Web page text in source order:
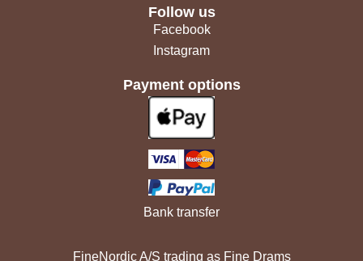
Follow us
Facebook
Instagram
Payment options
Bank transfer
FineNordic A/S trading as Fine Drams